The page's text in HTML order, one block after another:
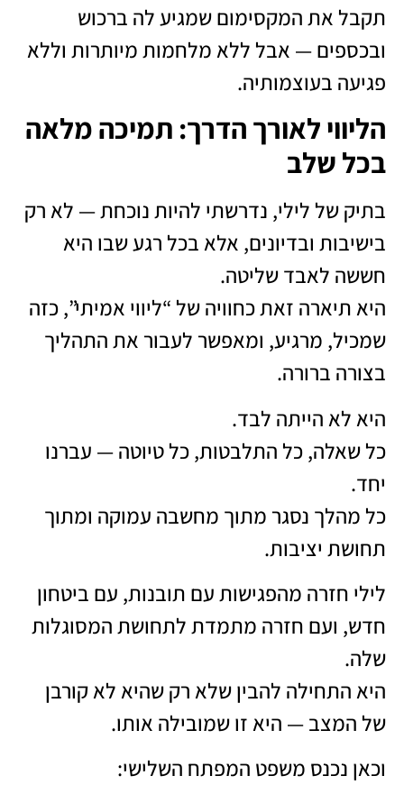
תקבל את המקסימום שמגיע לה ברכוש
ובכספים — אבל ללא מלחמות מיותרות וללא
פגיעה בעוצמותיה.
הליווי לאורך הדרך: תמיכה מלאה
בכל שלב
בתיק של לילי, נדרשתי להיות נוכחת — לא רק
בישיבות ובדיונים, אלא בכל רגע שבו היא
חששה לאבד שליטה.
היא תיארה זאת כחוויה של “ליווי אמיתי”, כזה
שמכיל, מרגיע, ומאפשר לעבור את התהליך
בצורה ברורה.
היא לא הייתה לבד.
כל שאלה, כל התלבטות, כל טיוטה — עברנו
יחד.
כל מהלך נסגר מתוך מחשבה עמוקה ומתוך
תחושת יציבות.
לילי חזרה מהפגישות עם תובנות, עם ביטחון
חדש, ועם חזרה מתמדת לתחושת המסוגלות
שלה.
היא התחילה להבין שלא רק שהיא לא קורבן
של המצב — היא זו שמובילה אותו.
וכאן נכנס משפט המפתח השלישי: